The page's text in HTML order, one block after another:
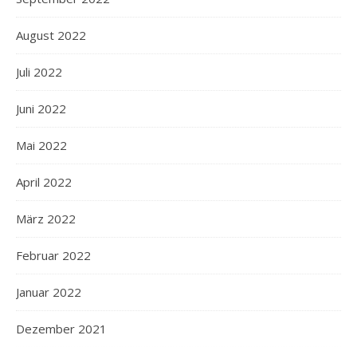
August 2022
Juli 2022
Juni 2022
Mai 2022
April 2022
März 2022
Februar 2022
Januar 2022
Dezember 2021